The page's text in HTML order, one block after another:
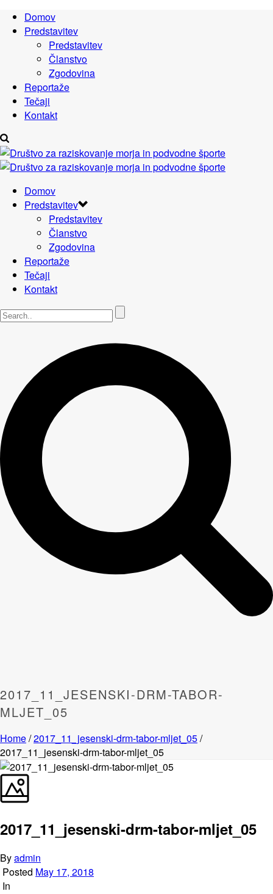
Domov
Predstavitev
Predstavitev
Članstvo
Zgodovina
Reportaže
Tečaji
Kontakt
Domov
Predstavitev
Predstavitev
Članstvo
Zgodovina
Reportaže
Tečaji
Kontakt
2017_11_JESENSKI-DRM-TABOR-
MLJET_05
Home/2017_11_jesenski-drm-tabor-mljet_05/
2017_11_jesenski-drm-tabor-mljet_05
2017_11_jesenski-drm-tabor-mljet_05
Byadmin
Posted May 17, 2018
In